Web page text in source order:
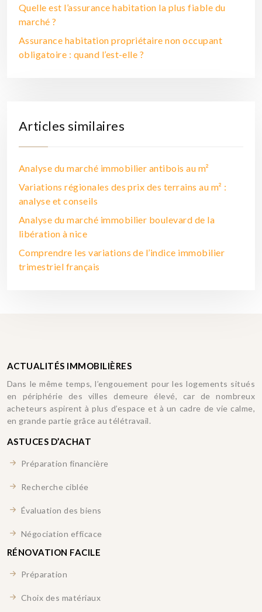
Quelle est l’assurance habitation la plus fiable du
marché ?
Assurance habitation propriétaire non occupant
obligatoire : quand l’est-elle ?
Articles similaires
Analyse du marché immobilier antibois au m²
Variations régionales des prix des terrains au m² :
analyse et conseils
Analyse du marché immobilier boulevard de la
libération à nice
Comprendre les variations de l’indice immobilier
trimestriel français
ACTUALITÉS IMMOBILIÈRES
Dans le même temps, l’engouement pour les logements situés
en périphérie des villes demeure élevé, car de nombreux
acheteurs aspirent à plus d’espace et à un cadre de vie calme,
en grande partie grâce au télétravail.
ASTUCES D’ACHAT
Préparation financière
Recherche ciblée
Évaluation des biens
Négociation efficace
RÉNOVATION FACILE
Préparation
Choix des matériaux